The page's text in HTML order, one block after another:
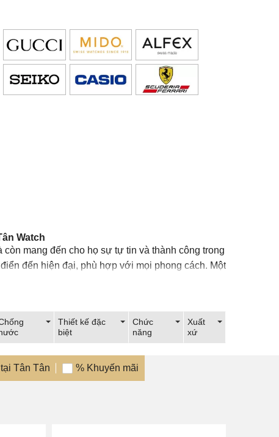
Watch
mang đến cho họ sự tự tin và thành công trong
đến hiện đại, phù hợp với mọi phong cách. Một
Omega, Patek Philippe,...
được bài trí sang trọng nhằm nâng cao
Tân Watch, quý khách sẽ luôn hài lòng về chất
cho mình ngay hôm nay. Ngoài
Thiết kế đặc
biệt
Chức
năng
Xuất
xứ
Tân Tân % Khuyến mãi